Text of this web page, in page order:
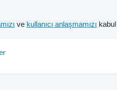
ve kullanıcı anlaşmamızı kabul